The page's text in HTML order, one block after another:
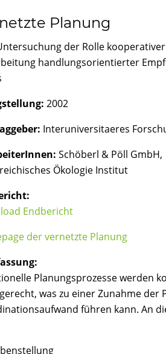
Planung
der Rolle
handlungsorientierter
2002
Interuniversitaeres
Schöberl & Pöll GmbH,
Ökologie Institut
Endbericht
der vernetzte Planung
Planungsprozesse werden
was zu einer Zunahme
führen kann. An